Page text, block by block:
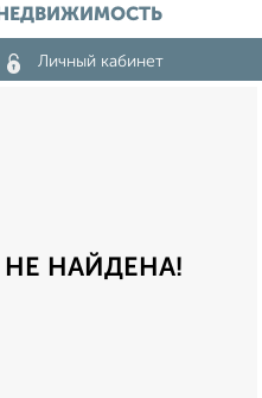
Личный кабинет
НАЙДЕНА!